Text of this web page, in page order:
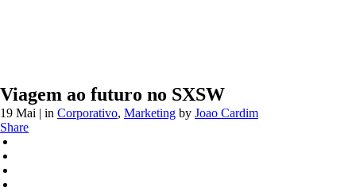
Viagem ao futuro no SXSW
19 Mai | in Corporativo, Marketing by Joao Cardim
Share